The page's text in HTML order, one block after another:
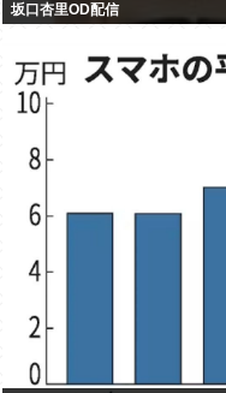
坂口杏里OD配信